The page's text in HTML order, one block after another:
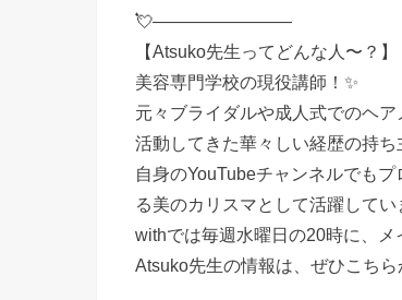
💘————————
【Atsuko先生ってどんな人〜？】
美容専門学校の現役講師！✨
元々ブライダルや成人式でのヘ
活動してきた華々しい経歴の持ち
自身のYouTubeチャンネルでも
る美のカリスマとして活躍してい
withでは毎週水曜日の20時に、
Atsuko先生の情報は、ぜひこち